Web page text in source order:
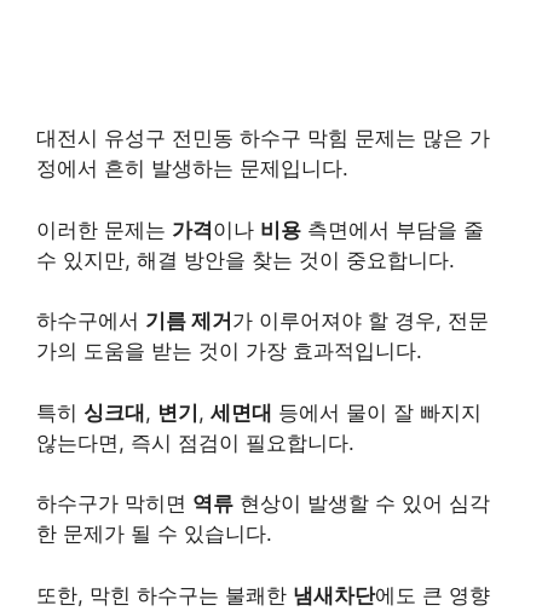
대전시 유성구 전민동 하수구 막힘 문제는 많은 가
정에서 흔히 발생하는 문제입니다.
이러한 문제는 가격이나 비용 측면에서 부담을 줄
수 있지만, 해결 방안을 찾는 것이 중요합니다.
하수구에서 기름 제거 가 이루어져야 할 경우, 전문
가의 도움을 받는 것이 가장 효과적입니다.
특히 싱크대, 변기, 세면대 등에서 물이 잘 빠지지
않는다면, 즉시 점검이 필요합니다.
하수구가 막히면 역류 현상이 발생할 수 있어 심각
한 문제가 될 수 있습니다.
또한, 막힌 하수구는 불쾌한 냄새차단에도 큰 영향